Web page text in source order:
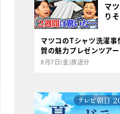
マ
り
マツコのTシャツ洗濯
賀の魅力プレゼンツアー
8月7日(金)放送分